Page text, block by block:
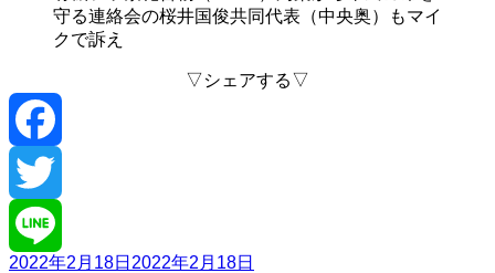
守る連絡会の桜井国俊共同代表（中央奥）もマイ
クで訴え
▽シェアする▽
投
2022年2月18日 2022年2月18日